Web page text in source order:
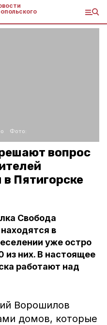
Фото:
вопрос
Пятигорске
Свобода
в
уже остро
них. В настоящее
работают над
Ворошилов
домов, которые